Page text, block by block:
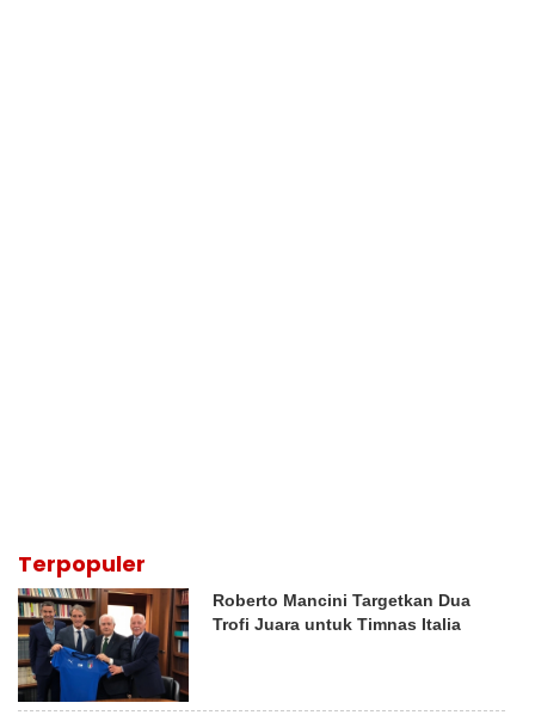
Terpopuler
Roberto Mancini Targetkan Dua
Trofi Juara untuk Timnas Italia